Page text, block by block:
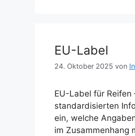
EU-Label
24. Oktober 2025 von
EU-Label für
standardisierten
ein, welche
im Zusammenhang